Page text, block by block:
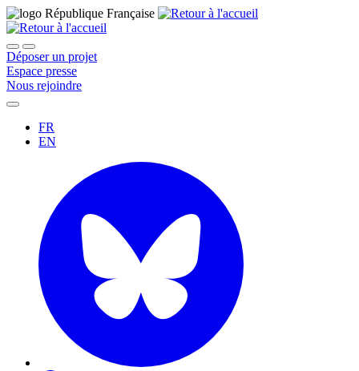
Déposer un projet
Espace presse
Nous rejoindre
FR
EN